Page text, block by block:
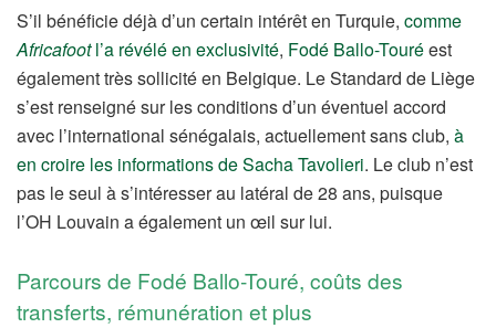
S’il bénéficie déjà d’un certain intérêt en Turquie, comme
Africafootl’a révélé en exclusivité, Fodé Ballo-Touréest
également très sollicité en Belgique. Le Standard de Liège
s’est renseigné sur les conditions d’un éventuel accord
avec l’international sénégalais, actuellement sans club, à
en croire les informations de Sacha Tavolieri. Le club n’est
pas le seul à s’intéresser au latéral de 28 ans, puisque
l’OH Louvain a également un œil sur lui.
Parcours de Fodé Ballo-Touré, coûts des
transferts, rémunération et plus